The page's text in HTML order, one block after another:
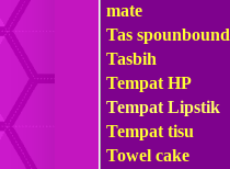
mate
Tas spounbound
Tasbih
Tempat HP
Tempat Lipstik
Tempat tisu
Towel cake